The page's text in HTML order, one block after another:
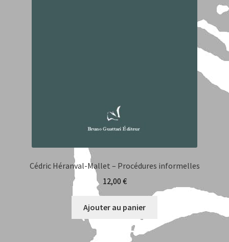
Cédric Héranval-Mallet – Procédures informelles
12,00 €
Ajouter au panier